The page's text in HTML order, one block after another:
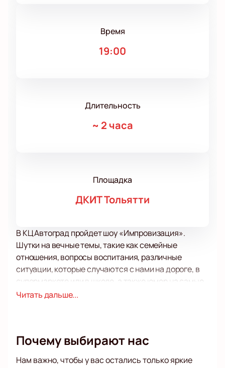
Время
19:00
Длительность
~ 2 часа
Площадка
ДКИТ Тольятти
В КЦ Автоград пройдет шоу «Импровизация».
Шутки на вечные темы, такие как семейные
отношения, вопросы воспитания, различные
ситуации, которые случаются с нами на дороге, в
супермаркете или в школе, а также юмор на самые
актуальные и волнующие темы подарят вам в этот
теряя оптимизма и веры в лучшее. Особенно если
Читать дальше...
Почему выбирают нас
Нам важно, чтобы у вас остались только яркие